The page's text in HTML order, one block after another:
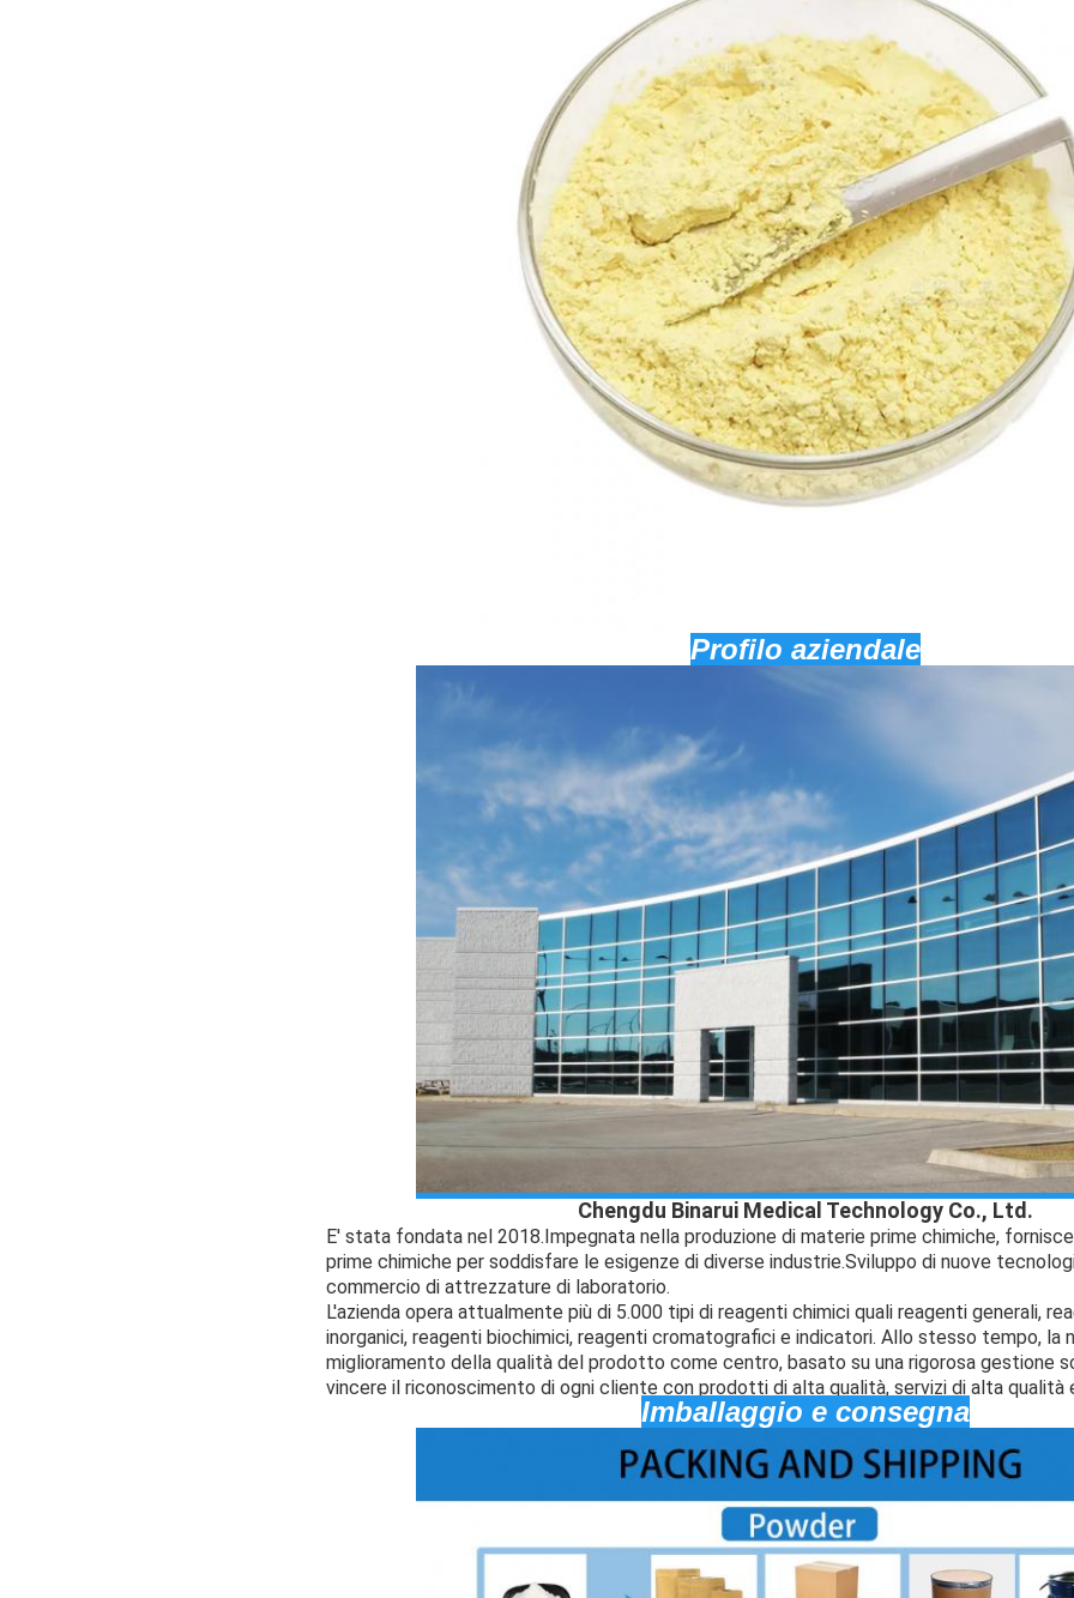
Profilo aziendale
Chengdu Binarui Medical Technology Co., Ltd.
E' stata fondata nel 2018. Impegnata nella produzione di materie prime chimiche,
prime chimiche per soddisfare le esigenze di diverse industrie.Sviluppo di nuove
commercio di attrezzature di laboratorio.
L'azienda opera attualmente più di 5.000 tipi di reagenti chimici quali reagenti generali,
inorganici, reagenti biochimici, reagenti cromatografici e indicatori. Allo stesso tempo, la
miglioramento della qualità del prodotto come centro, basato su una rigorosa gestione
vincere il riconoscimento di ogni cliente con prodotti di alta qualità, servizi di alta qualità
Imballaggio e consegna